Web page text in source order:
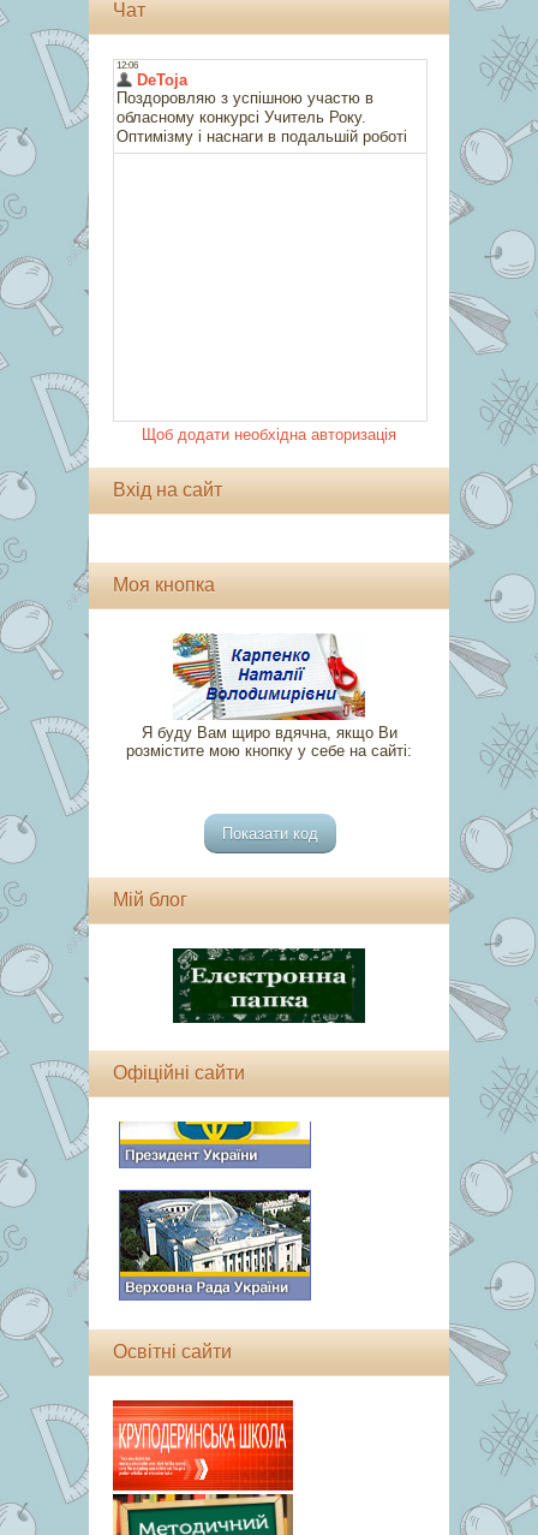
Чат
Щоб додати необхідна авторизація
Вхід на сайт
Моя кнопка
Я буду Вам щиро вдячна, якщо Ви
розмістите мою кнопку у себе на сайті:
Мій блог
Офіційні сайти
Освітні сайти